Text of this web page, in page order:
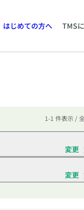
はじめての方へ TMS
1-1 件表示 /
変更
変更